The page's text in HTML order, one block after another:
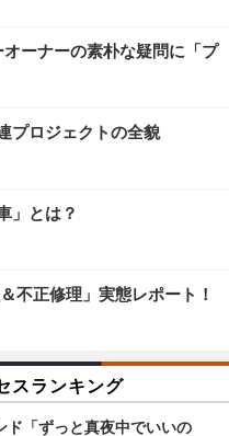
オーナーの素朴な疑問に「プ
プロジェクトの全貌
」とは？
不正修理」実態レポート！
スランキング
ド「ずっと真夜中でいいの